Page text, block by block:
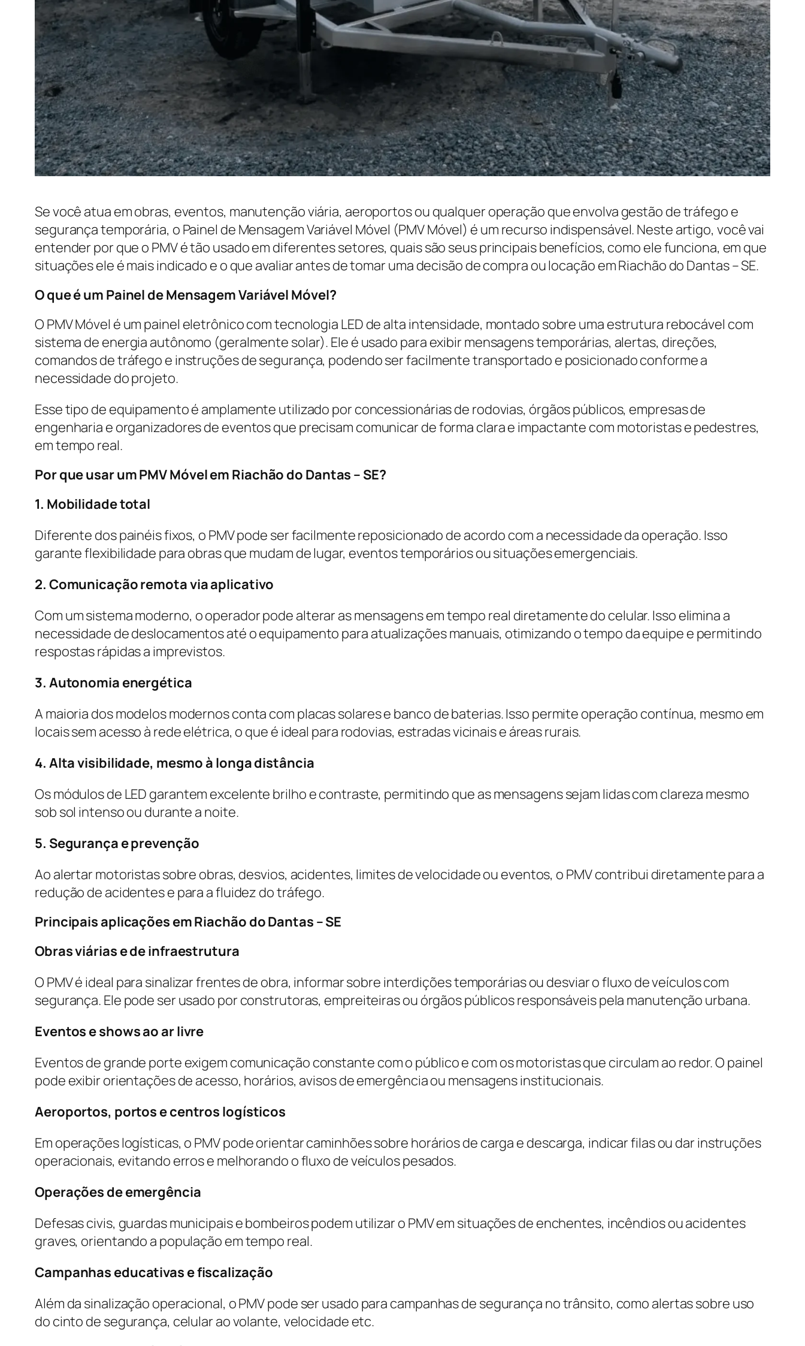
Se você atua em obras, eventos, manutenção viária, aeroportos ou qualquer operação que envolva gestão de tráfego e
segurança temporária, o Painel de Mensagem Variável Móvel (PMV Móvel) é um recurso indispensável. Neste artigo, você vai
entender por que o PMV é tão usado em diferentes setores, quais são seus principais benefícios, como ele funciona, em que
situações ele é mais indicado e o que avaliar antes de tomar uma decisão de compra ou locação em Riachão do Dantas – SE.
O que é um Painel de Mensagem Variável Móvel?
O PMV Móvel é um painel eletrônico com tecnologia LED de alta intensidade, montado sobre uma estrutura rebocável com
sistema de energia autônomo (geralmente solar). Ele é usado para exibir mensagens temporárias, alertas, direções,
comandos de tráfego e instruções de segurança, podendo ser facilmente transportado e posicionado conforme a
necessidade do projeto.
Esse tipo de equipamento é amplamente utilizado por concessionárias de rodovias, órgãos públicos, empresas de
engenharia e organizadores de eventos que precisam comunicar de forma clara e impactante com motoristas e pedestres,
em tempo real.
Por que usar um PMV Móvel em Riachão do Dantas – SE?
1. Mobilidade total
Diferente dos painéis fixos, o PMV pode ser facilmente reposicionado de acordo com a necessidade da operação. Isso
garante flexibilidade para obras que mudam de lugar, eventos temporários ou situações emergenciais.
2. Comunicação remota via aplicativo
Com um sistema moderno, o operador pode alterar as mensagens em tempo real diretamente do celular. Isso elimina a
necessidade de deslocamentos até o equipamento para atualizações manuais, otimizando o tempo da equipe e permitindo
respostas rápidas a imprevistos.
3. Autonomia energética
A maioria dos modelos modernos conta com placas solares e banco de baterias. Isso permite operação contínua, mesmo em
locais sem acesso à rede elétrica, o que é ideal para rodovias, estradas vicinais e áreas rurais.
4. Alta visibilidade, mesmo à longa distância
Os módulos de LED garantem excelente brilho e contraste, permitindo que as mensagens sejam lidas com clareza mesmo
sob sol intenso ou durante a noite.
5. Segurança e prevenção
Ao alertar motoristas sobre obras, desvios, acidentes, limites de velocidade ou eventos, o PMV contribui diretamente para a
redução de acidentes e para a fluidez do tráfego.
Principais aplicações em Riachão do Dantas – SE
Obras viárias e de infraestrutura
O PMV é ideal para sinalizar frentes de obra, informar sobre interdições temporárias ou desviar o fluxo de veículos com
segurança. Ele pode ser usado por construtoras, empreiteiras ou órgãos públicos responsáveis pela manutenção urbana.
Eventos e shows ao ar livre
Eventos de grande porte exigem comunicação constante com o público e com os motoristas que circulam ao redor. O painel
pode exibir orientações de acesso, horários, avisos de emergência ou mensagens institucionais.
Aeroportos, portos e centros logísticos
Em operações logísticas, o PMV pode orientar caminhões sobre horários de carga e descarga, indicar filas ou dar instruções
operacionais, evitando erros e melhorando o fluxo de veículos pesados.
Operações de emergência
Defesas civis, guardas municipais e bombeiros podem utilizar o PMV em situações de enchentes, incêndios ou acidentes
graves, orientando a população em tempo real.
Campanhas educativas e fiscalização
Além da sinalização operacional, o PMV pode ser usado para campanhas de segurança no trânsito, como alertas sobre uso
do cinto de segurança, celular ao volante, velocidade etc.